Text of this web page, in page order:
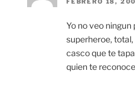
Yo no veo
superheroe,
casco que te
quien te